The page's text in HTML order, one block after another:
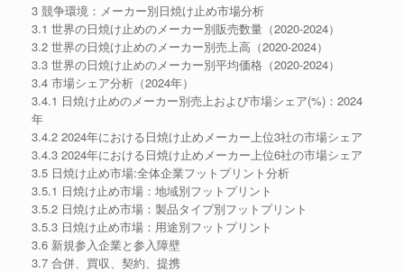
3 競争環境：メーカー別日焼け止め市場分析
3.1 世界の日焼け止めのメーカー別販売数量（2020-2024）
3.2 世界の日焼け止めのメーカー別売上高（2020-2024）
3.3 世界の日焼け止めのメーカー別平均価格（2020-2024）
3.4 市場シェア分析（2024年）
3.4.1 日焼け止めのメーカー別売上および市場シェア(%)：2024
年
3.4.2 2024年における日焼け止めメーカー上位3社の市場シェア
3.4.3 2024年における日焼け止めメーカー上位6社の市場シェア
3.5 日焼け止め市場:全体企業フットプリント分析
3.5.1 日焼け止め市場：地域別フットプリント
3.5.2 日焼け止め市場：製品タイプ別フットプリント
3.5.3 日焼け止め市場：用途別フットプリント
3.6 新規参入企業と参入障壁
3.7 合併、買収、契約、提携